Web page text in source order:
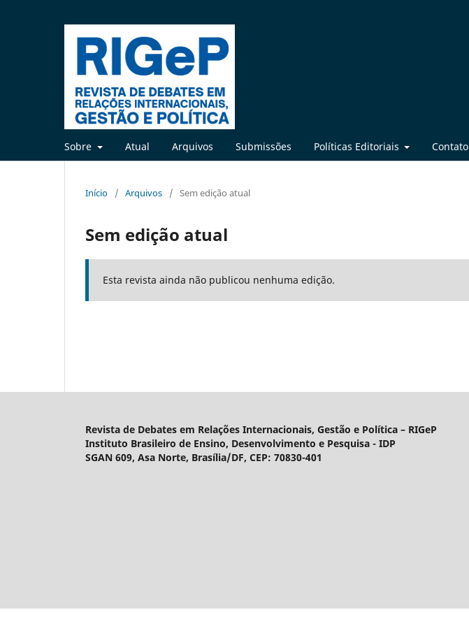
Sobre Atual Arquivos Submissões Políticas Editoriais Contato
Início / Arquivos / Sem edição atual
Sem edição atual
Esta revista ainda não publicou nenhuma edição.
Revista de Debates em Relações Internacionais, Gestão e Política – RIGeP
Instituto Brasileiro de Ensino, Desenvolvimento e Pesquisa - IDP
SGAN 609, Asa Norte, Brasília/DF, CEP: 70830-401